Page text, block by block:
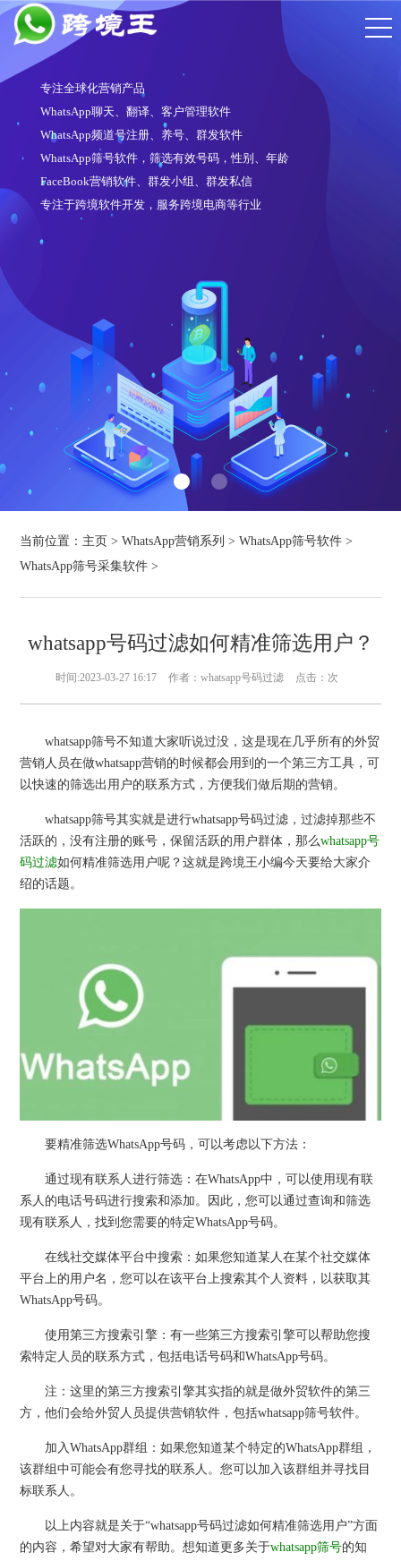
专注全球化营销产品
WhatsApp聊天、翻译、客户管理软件
WhatsApp频道号注册、养号、群发软件
WhatsApp筛号软件，筛选有效号码，性别、年龄
FaceBook营销软件、群发小组、群发私信
专注于跨境软件开发，服务跨境电商等行业
当前位置： 主页 >WhatsApp营销系列 >WhatsApp筛号软件 >
WhatsApp筛号采集软件 >
whatsapp号码过滤如何精准筛选用户？
时间:2023-03-27 16:17 作者：whatsapp号码过滤 点击： 次
whatsapp筛号不知道大家听说过没，这是现在几乎所有的外贸
营销人员在做whatsapp营销的时候都会用到的一个第三方工具，可
以快速的筛选出用户的联系方式，方便我们做后期的营销。
whatsapp筛号其实就是进行whatsapp号码过滤，过滤掉那些不
活跃的，没有注册的账号，保留活跃的用户群体，那么whatsapp号
码过滤如何精准筛选用户呢？这就是跨境王小编今天要给大家介
绍的话题。
要精准筛选WhatsApp号码，可以考虑以下方法：
通过现有联系人进行筛选：在WhatsApp中，可以使用现有联
系人的电话号码进行搜索和添加。因此，您可以通过查询和筛选
现有联系人，找到您需要的特定WhatsApp号码。
在线社交媒体平台中搜索：如果您知道某人在某个社交媒体
平台上的用户名，您可以在该平台上搜索其个人资料，以获取其
WhatsApp号码。
使用第三方搜索引擎：有一些第三方搜索引擎可以帮助您搜
索特定人员的联系方式，包括电话号码和WhatsApp号码。
注：这里的第三方搜索引擎其实指的就是做外贸软件的第三
方，他们会给外贸人员提供营销软件，包括whatsapp筛号软件。
加入WhatsApp群组：如果您知道某个特定的WhatsApp群组，
该群组中可能会有您寻找的联系人。您可以加入该群组并寻找目
标联系人。
以上内容就是关于“whatsapp号码过滤如何精准筛选用户”方面
的内容，希望对大家有帮助。想知道更多关于whatsapp筛号的知